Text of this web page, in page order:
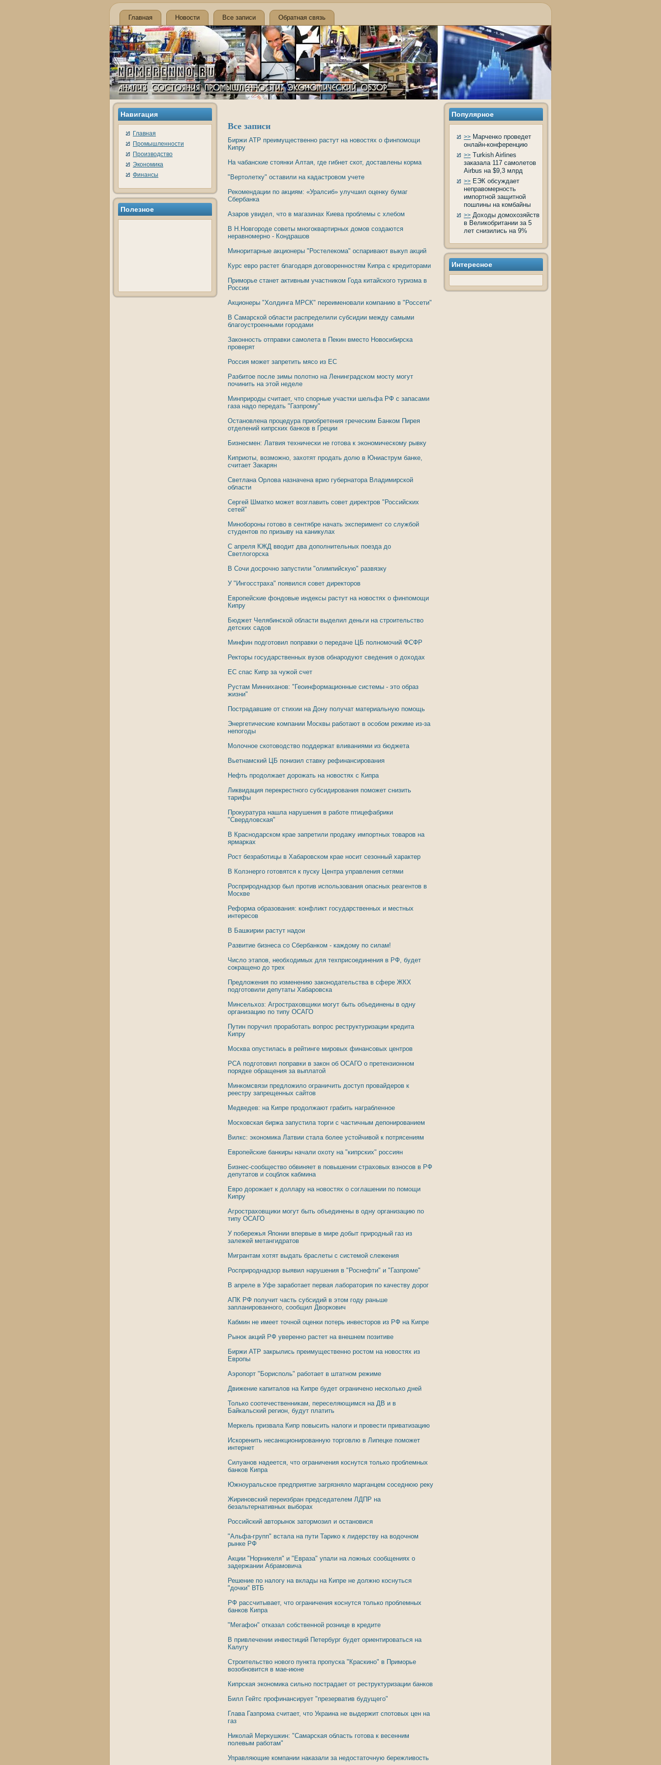
Главная Новости Все записи Обратная связь
Навигация
Главная
Промышленности
Производство
Экономика
Финансы
Полезное
Все записи
Биржи АТР преимущественно растут на новостях о финпомощи
Кипру
На чабанские стоянки Алтая, где гибнет скот, доставлены корма
"Вертолетку" оставили на кадастровом учете
Рекомендации по акциям: «Уралсиб» улучшил оценку бумаг
Сбербанка
Азаров увидел, что в магазинах Киева проблемы с хлебом
В Н.Новгороде советы многоквартирных домов создаются
неравномерно - Кондрашов
Миноритарные акционеры "Ростелекома" оспаривают выкуп акций
Курс евро растет благодаря договоренностям Кипра с кредиторами
Приморье станет активным участником Года китайского туризма в
России
Акционеры "Холдинга МРСК" переименовали компанию в "Россети"
В Самарской области распределили субсидии между самыми
благоустроенными городами
Законность отправки самолета в Пекин вместо Новосибирска
проверят
Россия может запретить мясо из ЕС
Разбитое после зимы полотно на Ленинградском мосту могут
починить на этой неделе
Минприроды считает, что спорные участки шельфа РФ с запасами
газа надо передать "Газпрому"
Остановлена процедура приобретения греческим Банком Пирея
отделений кипрских банков в Греции
Бизнесмен: Латвия технически не готова к экономическому рывку
Киприоты, возможно, захотят продать долю в Юниаструм банке,
считает Закарян
Светлана Орлова назначена врио губернатора Владимирской
области
Сергей Шматко может возглавить совет директров "Российских
сетей"
Минобороны готово в сентябре начать эксперимент со службой
студентов по призыву на каникулах
С апреля КЖД вводит два дополнительных поезда до
Светлогорска
В Сочи досрочно запустили "олимпийскую" развязку
У "Ингосстраха" появился совет директоров
Европейские фондовые индексы растут на новостях о финпомощи
Кипру
Бюджет Челябинской области выделил деньги на строительство
детских садов
Минфин подготовил поправки о передаче ЦБ полномочий ФСФР
Ректоры государственных вузов обнародуют сведения о доходах
ЕС спас Кипр за чужой счет
Рустам Минниханов: "Геоинформационные системы - это образ
жизни"
Пострадавшие от стихии на Дону получат материальную помощь
Энергетические компании Москвы работают в особом режиме из-за
непогоды
Молочное скотоводство поддержат вливаниями из бюджета
Вьетнамский ЦБ понизил ставку рефинансирования
Нефть продолжает дорожать на новостях с Кипра
Ликвидация перекрестного субсидирования поможет снизить
тарифы
Прокуратура нашла нарушения в работе птицефабрики
"Свердловская"
В Краснодарском крае запретили продажу импортных товаров на
ярмарках
Рост безработицы в Хабаровском крае носит сезонный характер
В Колэнерго готовятся к пуску Центра управления сетями
Росприроднадзор был против использования опасных реагентов в
Москве
Реформа образования: конфликт государственных и местных
интересов
В Башкирии растут надои
Развитие бизнеса со Сбербанком - каждому по силам!
Число этапов, необходимых для техприсоединения в РФ, будет
сокращено до трех
Предложения по изменению законодательства в сфере ЖКХ
подготовили депутаты Хабаровска
Минсельхоз: Агростраховщики могут быть объединены в одну
организацию по типу ОСАГО
Путин поручил проработать вопрос реструктуризации кредита
Кипру
Москва опустилась в рейтинге мировых финансовых центров
РСА подготовил поправки в закон об ОСАГО о претензионном
порядке обращения за выплатой
Минкомсвязи предложило ограничить доступ провайдеров к
реестру запрещенных сайтов
Медведев: на Кипре продолжают грабить награбленное
Московская биржа запустила торги с частичным депонированием
Вилкс: экономика Латвии стала более устойчивой к потрясениям
Европейские банкиры начали охоту на "кипрских" россиян
Бизнес-сообщество обвиняет в повышении страховых взносов в РФ
депутатов и соцблок кабмина
Евро дорожает к доллару на новостях о соглашении по помощи
Кипру
Агростраховщики могут быть объединены в одну организацию по
типу ОСАГО
У побережья Японии впервые в мире добыт природный газ из
залежей метангидратов
Мигрантам хотят выдать браслеты с системой слежения
Росприроднадзор выявил нарушения в "Роснефти" и "Газпроме"
В апреле в Уфе заработает первая лаборатория по качеству дорог
АПК РФ получит часть субсидий в этом году раньше
запланированного, сообщил Дворкович
Кабмин не имеет точной оценки потерь инвесторов из РФ на Кипре
Рынок акций РФ уверенно растет на внешнем позитиве
Биржи АТР закрылись преимущественно ростом на новостях из
Европы
Аэропорт "Борисполь" работает в штатном режиме
Движение капиталов на Кипре будет ограничено несколько дней
Только соотечественникам, переселяющимся на ДВ и в
Байкальский регион, будут платить
Меркель призвала Кипр повысить налоги и провести приватизацию
Искоренить несанкционированную торговлю в Липецке поможет
интернет
Силуанов надеется, что ограничения коснутся только проблемных
банков Кипра
Южноуральское предприятие загрязняло марганцем соседнюю реку
Жириновский переизбран председателем ЛДПР на
безальтернативных выборах
Российский авторынок затормозил и остановися
"Альфа-групп" встала на пути Тарико к лидерству на водочном
рынке РФ
Акции "Норникеля" и "Евраза" упали на ложных сообщениях о
задержании Абрамовича
Решение по налогу на вклады на Кипре не должно коснуться
"дочки" ВТБ
РФ рассчитывает, что ограничения коснутся только проблемных
банков Кипра
"Мегафон" отказал собственной рознице в кредите
В привлечении инвестиций Петербург будет ориентироваться на
Калугу
Строительство нового пункта пропуска "Краскино" в Приморье
возобновится в мае-июне
Кипрская экономика сильно пострадает от реструктуризации банков
Билл Гейтс профинансирует "презерватив будущего"
Глава Газпрома считает, что Украина не выдержит спотовых цен на
газ
Николай Меркушкин: "Самарская область готова к весенним
полевым работам"
Управляющие компании наказали за недостаточную бережливость
Популярное
>> Марченко проведет
онлайн-конференцию
>> Turkish Airlines
заказала 117 самолетов
Airbus на $9,3 млрд
>> ЕЭК обсуждает
неправомерность
импортной защитной
пошлины на комбайны
>> Доходы домохозяйств
в Великобритании за 5
лет снизились на 9%
Интересное